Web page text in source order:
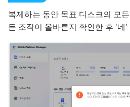
복제하는 동안 목표 디스크의 모
든 조작이 올바른지 확인한 후 '네